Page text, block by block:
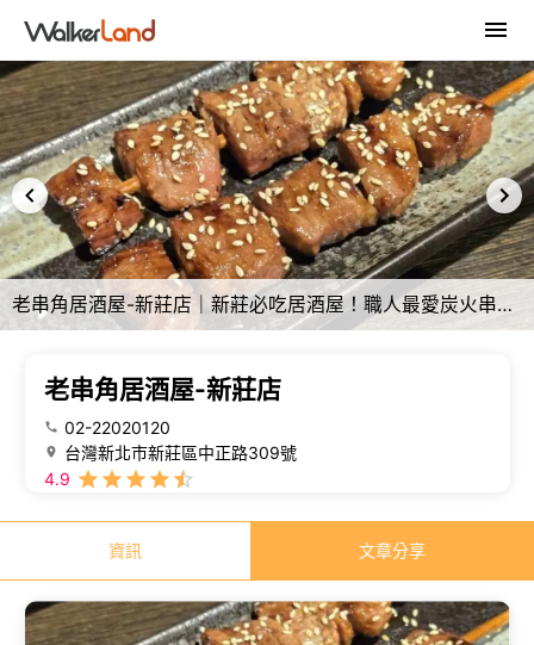
老串角居酒屋-新莊店｜新莊必吃居酒屋！職人最愛炭火串燒！超厚明太子山藥！新莊日式推薦、新莊居酒屋推薦 - 佛系旅遊筆記
老串角居酒屋-新莊店
02-22020120
台灣新北市新莊區中正路309號
4.9
資訊 文章分享